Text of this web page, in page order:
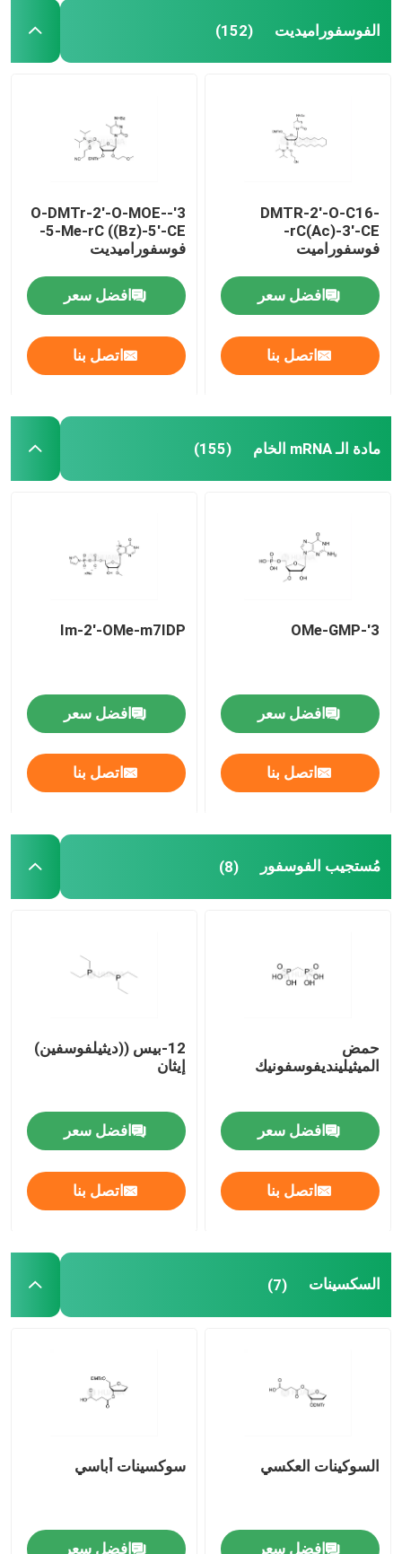
مسكن
جولة في المعمل
اتصل بنا
الفوسفوراميديت
مادة الـ mRNA الخام
مُستجيب الفوسفور
السكسينات
مُستجيبات توليف الأوليغو
الفوسفوراميديت (152)
DMTR-2'-O-C16-
rC(Ac)-3'-CE-
فوسفوراميت
افضل سعر
اتصل بنا
3'-O-DMTr-2'-O-MOE-
5-Me-rC ((Bz)-5'-CE-
فوسفوراميديت
افضل سعر
اتصل بنا
مادة الـ mRNA الخام (155)
3'-OMe-GMP
افضل سعر
اتصل بنا
Im-2'-OMe-m7IDP
افضل سعر
اتصل بنا
مُستجيب الفوسفور (8)
حمض
الميثيلينديفوسفونيك
افضل سعر
اتصل بنا
12-بيس ((ديثيلفوسفين)
إيثان
افضل سعر
اتصل بنا
السكسينات (7)
السوكينات العكسي
افضل سعر
سوكسينات أباسي
افضل سعر